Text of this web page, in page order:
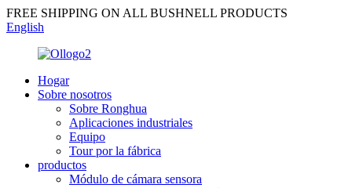
FREE SHIPPING ON ALL BUSHNELL PRODUCTS
English
Hogar
Sobre nosotros
Sobre Ronghua
Aplicaciones industriales
Equipo
Tour por la fábrica
productos
Módulo de cámara sensora